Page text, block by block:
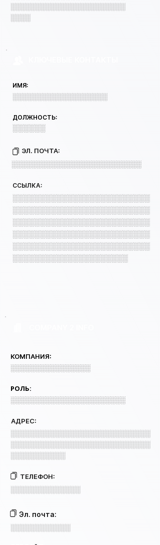
░░░░░░░░░░░░░░░░░░░░░░░
░░░░
ИМЯ:
░░░░░░░░░░░░░░░░░░░
ДОЛЖНОСТЬ:
░░░░░░
ЭЛ. ПОЧТА:
░░░░░░░░░░░░░░░░░░░░░░░░░░
ССЫЛКА:
░░░░░░░░░░░░░░░░░░░░░░░░░
░░░░░░░░░░░░░░░░░░░░░░░░░
░░░░░░░░░░░░░░░░░░░░░░░░░
░░░░░░░░░░░░░░░░░░░░░░░░░
░░░░░░░░░░░░░░░░░░░░░░░░░
░░░░░░░░░░░░░░░░░░░░░
КОМПАНИЯ:
░░░░░░░░░░░░░░░░
РОЛЬ:
░░░░░░░░░░░░░░░░░░░░░░░
АДРЕС:
░░░░░░░░░░░░░░░░░░░░░░░░░░░░
░░░░░░░░░░░░░░░░░░░░░░░░░░░░
░░░░░░░░░░░
ТЕЛЕФОН:
░░░░░░░░░░░░░░
Эл. почта:
░░░░░░░░░░░░